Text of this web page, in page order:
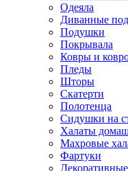
Одеяла
Диванные
Подушки
Покрывала
Ковры и
Пледы
Шторы
Скатерти
Полотенца
Сидушки на
Халаты
Махровые
Фартуки